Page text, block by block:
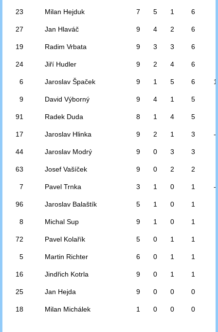
23 Milan Hejduk 7 5 1 6
27 Jan Hlaváč 9 4 2 6
19 Radim Vrbata 9 3 3 6
24 Jiří Hudler 9 2 4 6
6 Jaroslav Špaček 9 1 5 6
9 David Výborný 9 4 1 5
91 Radek Duda 8 1 4 5
17 Jaroslav Hlinka 9 2 1 3 -
44 Jaroslav Modrý 9 0 3 3
63 Josef Vašíček 9 0 2 2
7 Pavel Trnka 3 1 0 1 -
96 Jaroslav Balaštík 5 1 0 1
8 Michal Sup 9 1 0 1
72 Pavel Kolařík 5 0 1 1
5 Martin Richter 6 0 1 1
16 Jindřich Kotrla 9 0 1 1
25 Jan Hejda 9 0 0 0
18 Milan Michálek 1 0 0 0